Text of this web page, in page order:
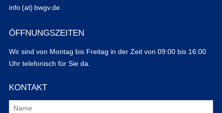
info (at) bwgv.de
ÖFFNUNGSZEITEN
Wir sind von Montag bis Freitag in der Zeit von 09:00 bis 16:00
Uhr telefonisch für Sie da.
KONTAKT